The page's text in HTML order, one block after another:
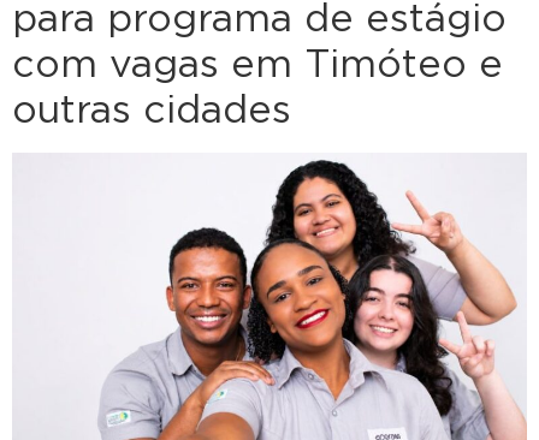
para programa de estágio
com vagas em Timóteo e
outras cidades